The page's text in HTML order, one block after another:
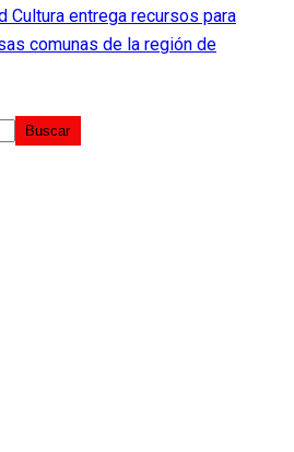
Cultura entrega recursos para
comunas de la región de
Buscar